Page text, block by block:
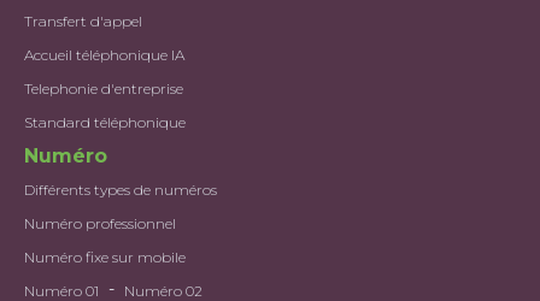
Transfert d'appel
Accueil téléphonique IA
Telephonie d'entreprise
Standard téléphonique
Numéro
Différents types de numéros
Numéro professionnel
Numéro fixe sur mobile
Numéro 01 - Numéro 02